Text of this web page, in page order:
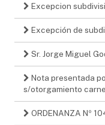
Excepcion
Excepción de
Sr. Jorge Miguel
Nota presentada
s/otorgamiento
ORDENANZA Nº